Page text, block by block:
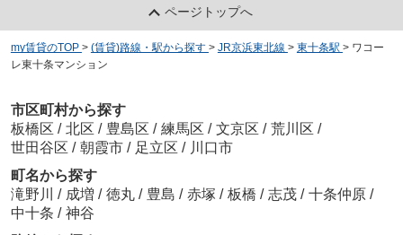
ページトップへ
my賃貸のTOP > (賃貸)路線・駅から探す > JR京浜東北線 > 東十条駅 > ワコー
レ東十条マンション
市区町村から探す
板橋区 / 北区 / 豊島区 / 練馬区 / 文京区 / 荒川区 /
世田谷区 / 朝霞市 / 足立区 / 川口市
町名から探す
滝野川 / 成増 / 徳丸 / 豊島 / 赤塚 / 板橋 / 志茂 / 十条仲原 /
中十条 / 神谷